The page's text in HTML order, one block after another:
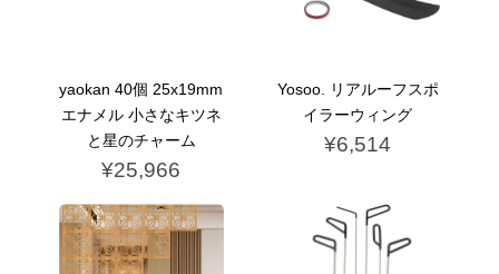
yaokan 40個 25x19mm
エナメル 小さなキツネ
と星のチャーム
¥25,966
Yosoo. リアルーフスポ
イラーウィング
¥6,514